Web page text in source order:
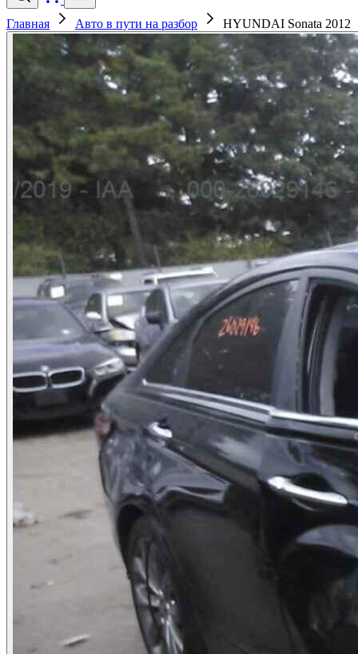
Главная Авто в пути на разбор HYUNDAI Sonata 2012